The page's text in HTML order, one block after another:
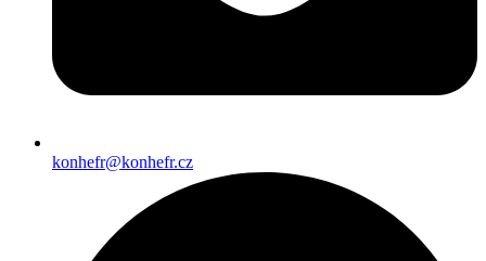
konhefr@konhefr.cz